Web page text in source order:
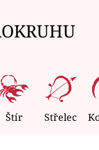
Štír Střelec